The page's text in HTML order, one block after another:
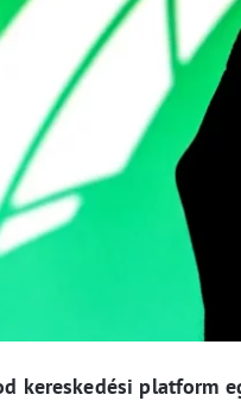
kereskedési platform